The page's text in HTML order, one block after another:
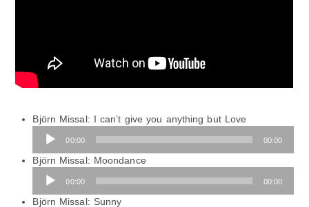
Björn Missal: I can’t give you anything but Love
00:00 00:00
Björn Missal: MoondanceAudio-
00:00 00:00
Björn Missal: SunnyAudio-